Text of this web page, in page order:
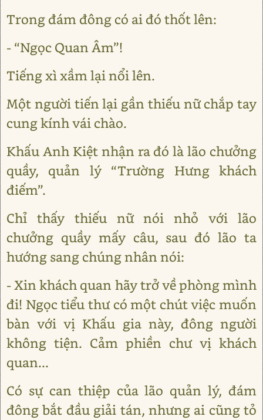
Trong đám đông có ai đó thốt lên:
- “Ngọc Quan Âm”!
Tiếng xì xầm lại nổi lên.
Một người tiến lại gần thiếu nữ chắp tay
cung kính vái chào.
Khấu Anh Kiệt nhận ra đó là lão chưởng
quầy, quản lý “Trường Hưng khách
điếm”.
Chỉ thấy thiếu nữ nói nhỏ với lão
chưởng quầy mấy câu, sau đó lão ta
hướng sang chúng nhân nói:
- Xin khách quan hãy trở về phòng mình
đi! Ngọc tiểu thư có một chút việc muốn
bàn với vị Khấu gia này, đông người
không tiện. Cảm phiền chư vị khách
quan...
Có sự can thiệp của lão quản lý, đám
đông bắt đầu giải tán, nhưng ai cũng tỏ